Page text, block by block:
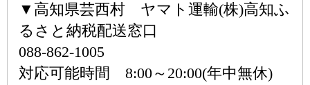
▼高知県芸西村 ヤマト運輸(株)高知ふ
るさと納税配送窓口
088-862-1005
対応可能時間 8:00～20:00(年中無休)